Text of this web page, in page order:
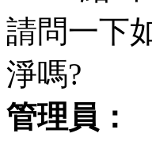
請問一下
淨嗎?
管理員：